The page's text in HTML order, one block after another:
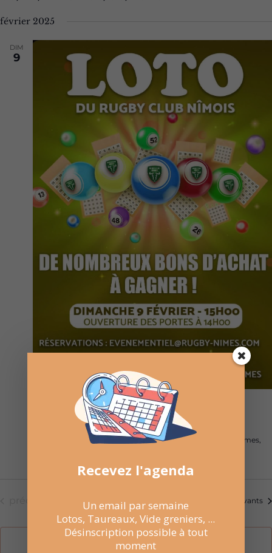
date.
février 2025
DIM
9
Loto à Nîmes
9 Fév 2025 à 15:00au18:00
Brasserie Le Drop - Nîmes670 Chem. du Pont des îles, Nîmes,
suivants
S’abonner au calendrier
Recevez l'agenda
Un email par semaine
Lotos, Taureaux, Vide greniers, ...
Désinscription possible à tout
moment